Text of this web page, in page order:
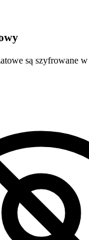
są szyfrowane